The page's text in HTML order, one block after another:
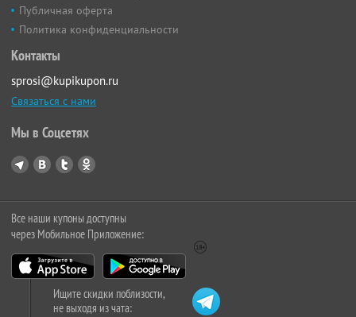
Публичная оферта
Политика конфиденциальности
Контакты
sprosi@kupikupon.ru
Связаться с нами
Мы в Соцсетях
Все наши купоны доступны
через Мобильное Приложение:
Ищите скидки поблизости,
не выходя из чата: